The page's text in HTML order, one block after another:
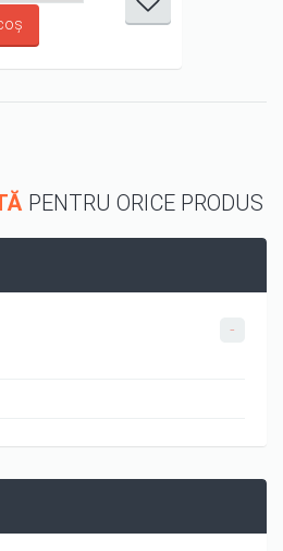
1/5 3/54/55/5
PENTRU ORICE PRODUS